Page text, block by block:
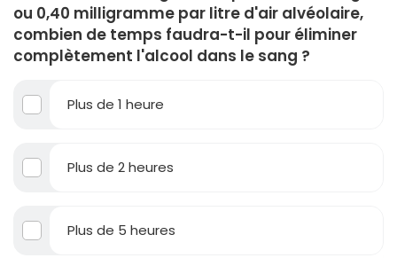
ou 0,40 milligramme par litre d'air alvéolaire,
combien de temps faudra-t-il pour éliminer
complètement l'alcool dans le sang ?
Plus de 1 heure
Plus de 2 heures
Plus de 5 heures